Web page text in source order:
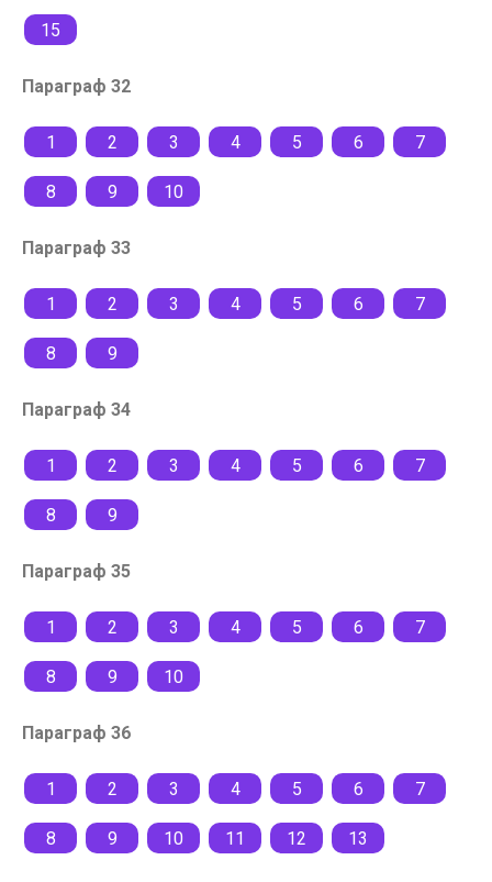
15
Параграф 32
1 2 3 4 5 6 7
8 9 10
Параграф 33
1 2 3 4 5 6 7
8 9
Параграф 34
1 2 3 4 5 6 7
8 9
Параграф 35
1 2 3 4 5 6 7
8 9 10
Параграф 36
1 2 3 4 5 6 7
8 9 10 11 12 13